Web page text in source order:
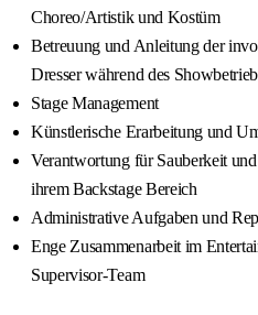
Choreo/Artistik und Kostüm
Betreuung und Anleitung der
Dresser während des
Stage Management
Künstlerische Erarbeitung und
Verantwortung für Sauberkeit
ihrem Backstage Bereich
Administrative Aufgaben und
Enge Zusammenarbeit im
Supervisor-Team